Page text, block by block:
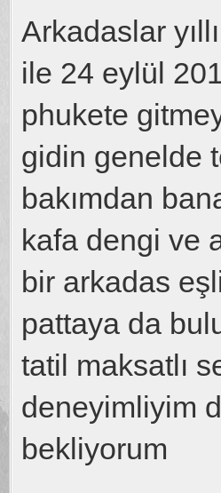
Arkadaslar
ile 24 eylül
phukete
gidin genelde
bakımdan
kafa dengi ve
bir arkadas
pattaya da
tatil maksatlı
deneyimliyim
bekliyorum